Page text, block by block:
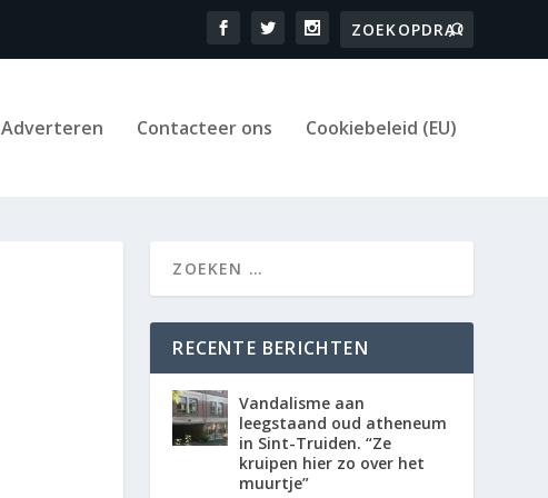
Adverteren Contacteer ons Cookiebeleid (EU)
RECENTE BERICHTEN
Vandalisme aan
leegstaand oud atheneum
in Sint-Truiden. “Ze
kruipen hier zo over het
muurtje”